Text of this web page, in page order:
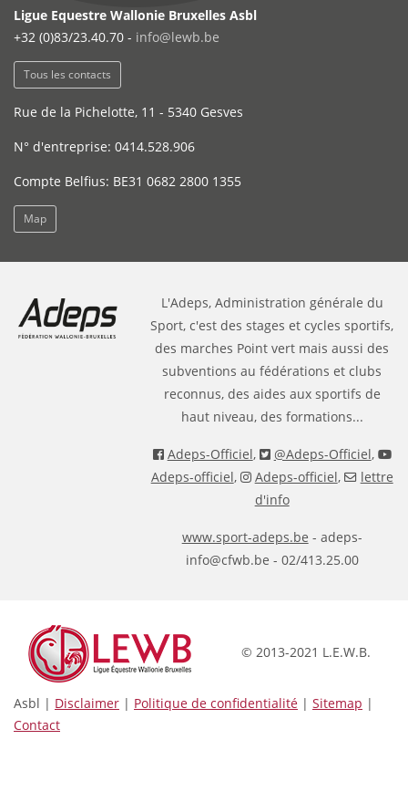
Ligue Equestre Wallonie Bruxelles Asbl
+32 (0)83/23.40.70 - info@lewb.be
Tous les contacts
Rue de la Pichelotte, 11 - 5340 Gesves
N° d'entreprise: 0414.528.906
Compte Belfius: BE31 0682 2800 1355
Map
L'Adeps, Administration générale du
Sport, c'est des stages et cycles sportifs,
des marches Point vert mais aussi des
subventions au fédérations et clubs
reconnus, des aides aux sportifs de
haut niveau, des formations...
Adeps-Officiel, @Adeps-Officiel,
Adeps-officiel, Adeps-officiel,
lettre
d'info
www.sport-adeps.be - adeps-
info@cfwb.be - 02/413.25.00
© 2013-2021 L.E.W.B.
Asbl | Disclaimer | Politique de confidentialité | Sitemap |
Contact